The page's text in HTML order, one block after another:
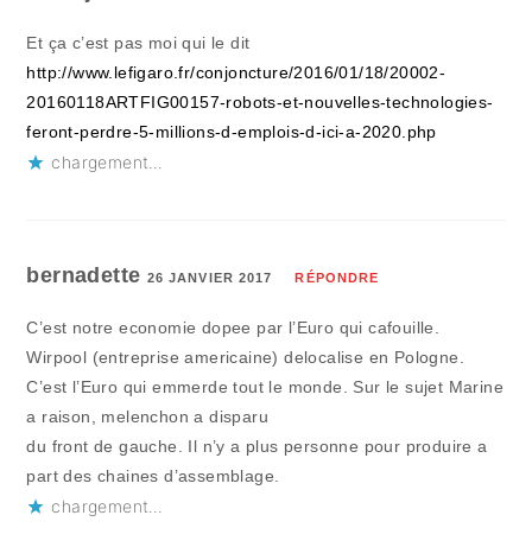
Et ça c’est pas moi qui le dit
http://www.lefigaro.fr/conjoncture/2016/01/18/20002-
20160118ARTFIG00157-robots-et-nouvelles-technologies-
feront-perdre-5-millions-d-emplois-d-ici-a-2020.php
chargement…
bernadette 26 JANVIER 2017 RÉPONDRE
C’est notre economie dopee par l’Euro qui cafouille.
Wirpool (entreprise americaine) delocalise en Pologne.
C’est l’Euro qui emmerde tout le monde. Sur le sujet Marine
a raison, melenchon a disparu
du front de gauche. Il n’y a plus personne pour produire a
part des chaines d’assemblage.
chargement…